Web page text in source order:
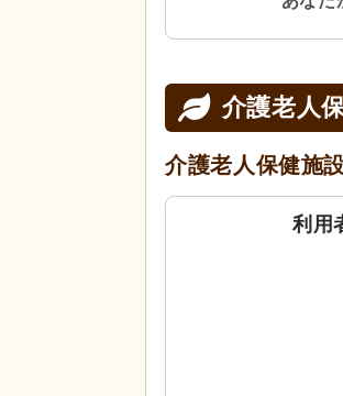
介護老人
介護老人保健施
利用